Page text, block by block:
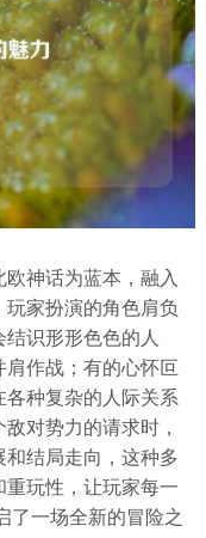
神话为蓝本，融入
家扮演的角色肩负
识形形色色的人
作战；有的心怀叵
种复杂的人际关系
对势力的请求时，
结局走向，这种多
玩性，让玩家每一
了一场全新的冒险之